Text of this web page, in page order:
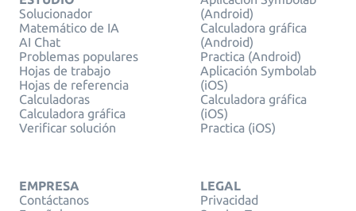
Solucionador
Matemático de IA
AI Chat
Problemas populares
Hojas de trabajo
Hojas de referencia
Calculadoras
Calculadora gráfica
Verificar solución
(Android)
Calculadora gráfica
(Android)
Practica (Android)
Aplicación Symbolab
(iOS)
Calculadora gráfica
(iOS)
Practica (iOS)
EMPRESA
Contáctanos
LEGAL
Privacidad